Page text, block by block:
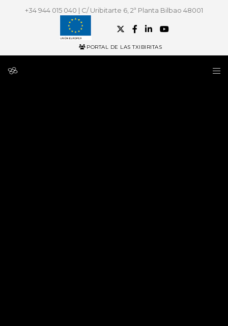
+34 944 015 040 | C/ Uribitarte 6, 2ª Planta Bilbao 48001
PORTAL DE LAS TXIBIRITAS